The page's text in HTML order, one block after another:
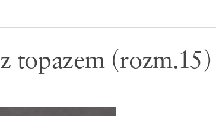
Kolczyki
topazem (rozm.15)